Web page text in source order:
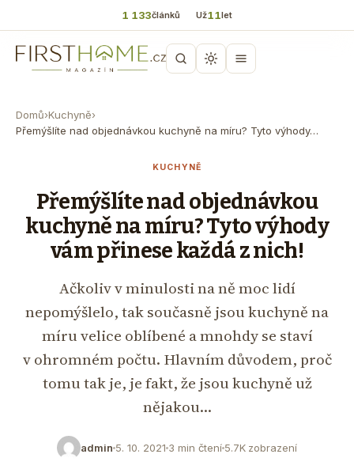
1 133článků Už11let
Domů›Kuchyně›
Přemýšlíte nad objednávkou kuchyně na míru? Tyto výhody…
KUCHYNĚ
Přemýšlíte nad objednávkou
kuchyně na míru? Tyto výhody
vám přinese každá z nich!
Ačkoliv v minulosti na ně moc lidí
nepomýšlelo, tak současně jsou kuchyně na
míru velice oblíbené a mnohdy se staví
v ohromném počtu. Hlavním důvodem, proč
tomu tak je, je fakt, že jsou kuchyně už
nějakou…
admin 5. 10. 2021 3 min čtení 5.7K zobrazení